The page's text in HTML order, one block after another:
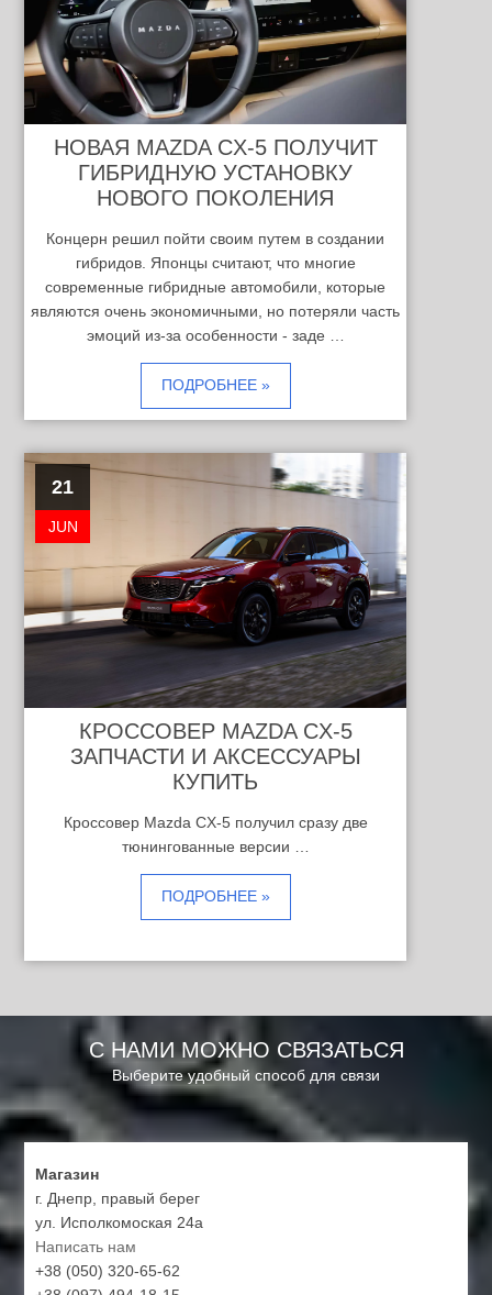
НОВАЯ MAZDA CX-5 ПОЛУЧИТ
ГИБРИДНУЮ УСТАНОВКУ
НОВОГО ПОКОЛЕНИЯ
Концерн решил пойти своим путем в создании
гибридов. Японцы считают, что многие
современные гибридные автомобили, которые
являются очень экономичными, но потеряли часть
эмоций из-за особенности - заде …
ПОДРОБНЕЕ »
21
JUN
КРОССОВЕР MAZDA CX-5
ЗАПЧАСТИ И АКСЕССУАРЫ
КУПИТЬ
Кроссовер Mazda CX-5 получил сразу две
тюнингованные версии …
ПОДРОБНЕЕ »
С НАМИ МОЖНО СВЯЗАТЬСЯ
Выберите удобный способ для связи
Магазин
г. Днепр, правый берег
ул. Исполкомоская 24а
Написать нам
+38 (050) 320-65-62